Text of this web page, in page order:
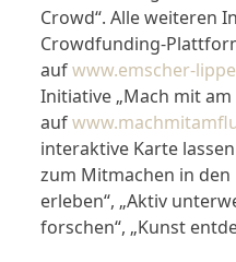
Crowd“. Alle weiteren
Crowdfunding-
aufwww.emscher-
Initiative „Mach mit am
auf
interaktive Karte
zum Mitmachen in
erleben“, „Aktiv
forschen“, „Kunst